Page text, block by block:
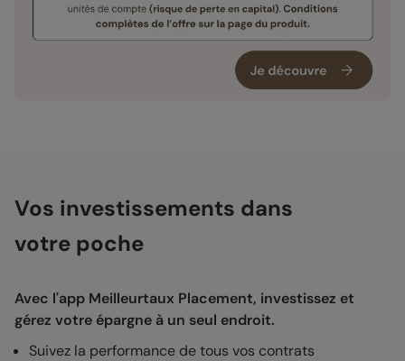
Vos investissements dans
votre poche
Avec l'app Meilleurtaux Placement, investissez et
gérez votre épargne à un seul endroit.
Suivez la performance de tous vos contrats